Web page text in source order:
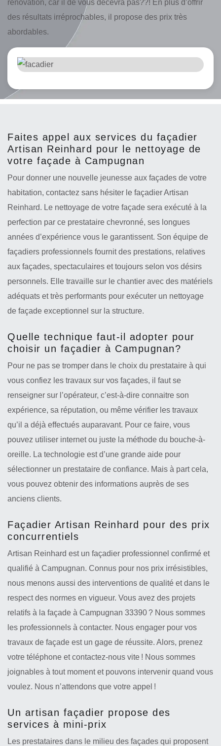
rénovation, car il de vous décevra pas??! En plus d’offrir
des résultats irréprochables, il propose des prix très
abordables.
Faites appel aux services du façadier
Artisan Reinhard pour le nettoyage de
votre façade à Campugnan
Pour donner une nouvelle jeunesse aux façades de votre
habitation, contactez sans hésiter le façadier Artisan
Reinhard. Le nettoyage de votre façade sera exécuté à la
perfection par ce prestataire chevronné, ses longues
années d’expérience vous le garantissent. Son équipe de
façadiers professionnels fournit des prestations, relatives
aux façades, spectaculaires et toujours selon vos désirs
personnels. Elle travaille sur le chantier avec des matériels
adéquats et très performants pour exécuter un nettoyage
de façade exceptionnel sur la structure.
Quelle technique faut-il adopter pour
choisir un façadier à Campugnan?
Pour ne pas se tromper dans le choix du prestataire à qui
vous confiez les travaux sur vos façades, il faut se
renseigner sur l’opérateur, c’est-à-dire connaitre son
expérience, sa réputation, ou même vérifier les travaux
qu’il a déjà effectués auparavant. Pour ce faire, vous
pouvez utiliser internet ou juste la méthode du bouche-à-
oreille. La technologie est d’une grande aide pour
sélectionner un prestataire de confiance. Mais à part cela,
vous pouvez obtenir des informations auprès de ses
anciens clients.
Façadier Artisan Reinhard pour des prix
concurrentiels
Artisan Reinhard est un façadier professionnel confirmé et
qualifié à Campugnan. Connus pour nos prix irrésistibles,
nous menons aussi des interventions de qualité et dans le
respect des normes en vigueur. Vous avez des projets
relatifs à la façade à Campugnan 33390 ? Nous sommes
les professionnels à contacter. Nous engager pour vos
travaux de façade est un gage de réussite. Alors, prenez
votre téléphone et contactez-nous vite ! Nous sommes
joignables à tout moment et pouvons intervenir quand vous
voulez. Nous n’attendons que votre appel !
Un artisan façadier propose des
services à mini-prix
Les prestataires dans le milieu des façades qui proposent